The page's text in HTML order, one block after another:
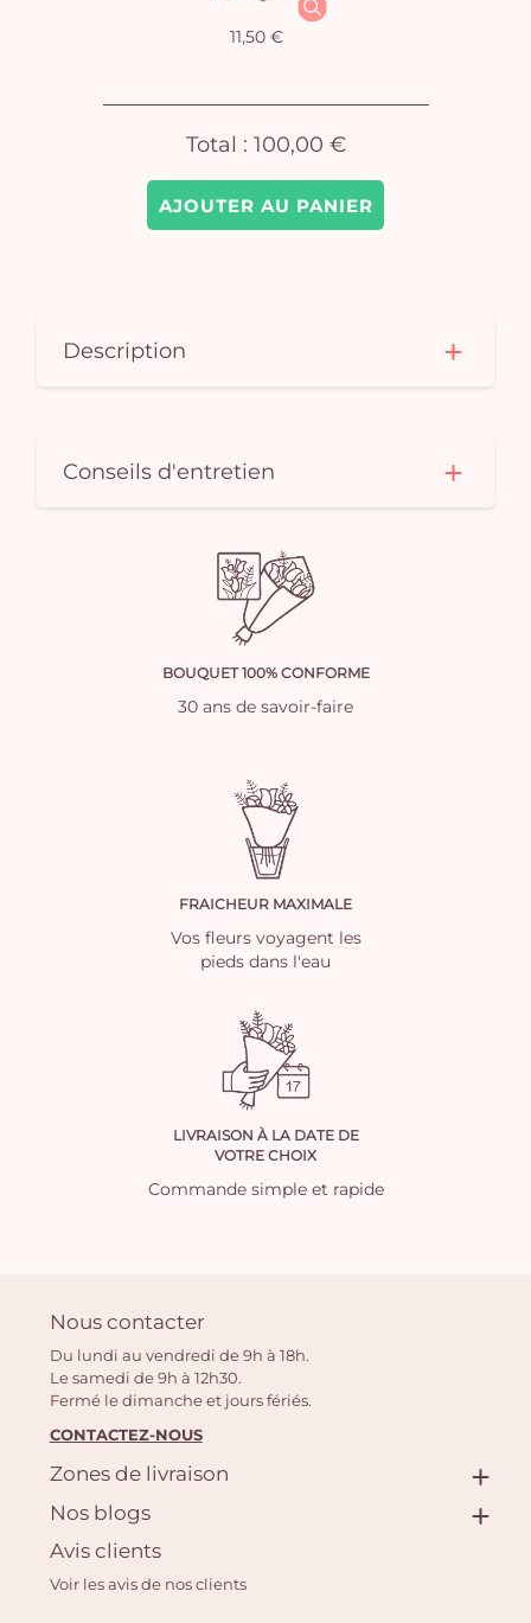
AJOUTER AU PANIER
11,50 €
Total : 100,00 €
Description
Conseils d'entretien
BOUQUET 100% CONFORME
30 ans de savoir-faire
FRAICHEUR MAXIMALE
Vos fleurs voyagent les
pieds dans l'eau
LIVRAISON À LA DATE DE
VOTRE CHOIX
Commande simple et rapide
Nous contacter
Du lundi au vendredi de 9h à 18h.
Le samedi de 9h à 12h30.
Fermé le dimanche et jours fériés.
CONTACTEZ-NOUS
Zones de livraison
Nos blogs
Avis clients
Voir les avis de nos clients